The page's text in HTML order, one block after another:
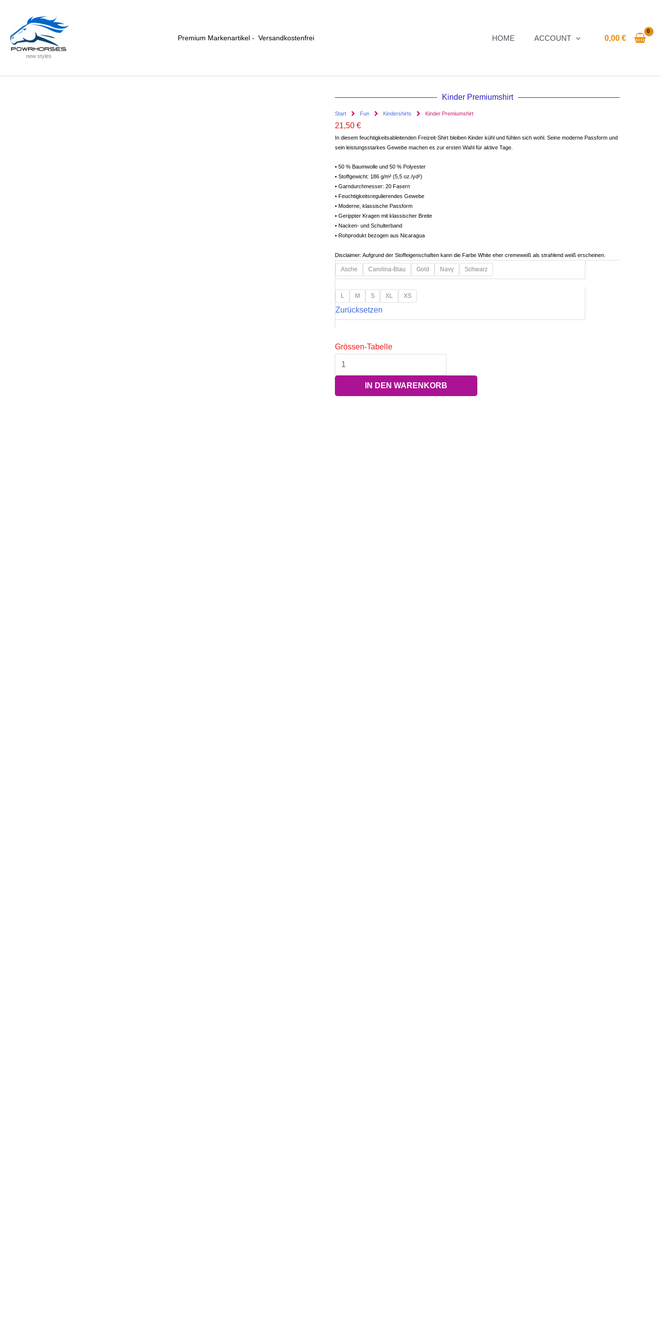
springen
new styles
Premium Markenartikel - Versandkostenfrei HOME ACCOUNT 0,00 €
Kinder Premiumshirt
Start Fun Kindershirts Kinder Premiumshirt
21,50 €
In diesem feuchtigkeitsableitenden Freizeit-Shirt bleiben Kinder kühl und fühlen sich wohl. Seine moderne Passform und
sein leistungsstarkes Gewebe machen es zur ersten Wahl für aktive Tage.
• 50 % Baumwolle und 50 % Polyester
• Stoffgewicht: 186 g/m² (5,5 oz./yd²)
• Garndurchmesser: 20 Fasern
• Feuchtigkeitsregulierendes Gewebe
• Moderne, klassische Passform
• Gerippter Kragen mit klassischer Breite
• Nacken- und Schulterband
• Rohprodukt bezogen aus Nicaragua
Disclaimer: Aufgrund der Stoffeigenschaften kann die Farbe White eher cremeweiß als strahlend weiß erscheinen.
Asche Carolina-Blau Gold Navy Schwarz
L M S XL XS
Zurücksetzen
Grössen-Tabelle
Kinder
Premiumshirt
Menge
IN DEN WARENKORB
Kinder
Premiumshirt